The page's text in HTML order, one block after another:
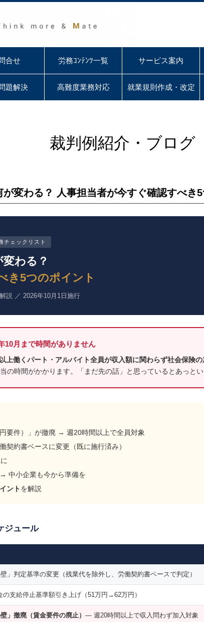
合せ 労務ｺﾝﾃﾝﾂ一覧 サービス案内
題解決 高難度業務対応 就業規則作成・改定
裁判例紹介・ブログ
が変わる？ 人事担当者が今すぐ確認すべき
チェックリスト
変わる？
き5つのポイント
説 ／ 2026年10月1日施行
10月まで時間がありません
上働くパート・アルバイト全員が収入額に関わらず社会保険の
の時間がかかります。「まだ先の話」と思っているとあっと
要件）」が撤廃 → 週20時間以上で全員対象
契約書ベースに変更（既に施行済み）
中小企業も今から準備を
ントを解説
ジュール
壁」判定基準の変更（残業代を除外し、労働契約書ベースで判定）
の支給停止基準額引き上げ（51万円→62万円）
壁」撤廃（賃金要件の廃止） ― 週20時間以上で収入問わず加入対象